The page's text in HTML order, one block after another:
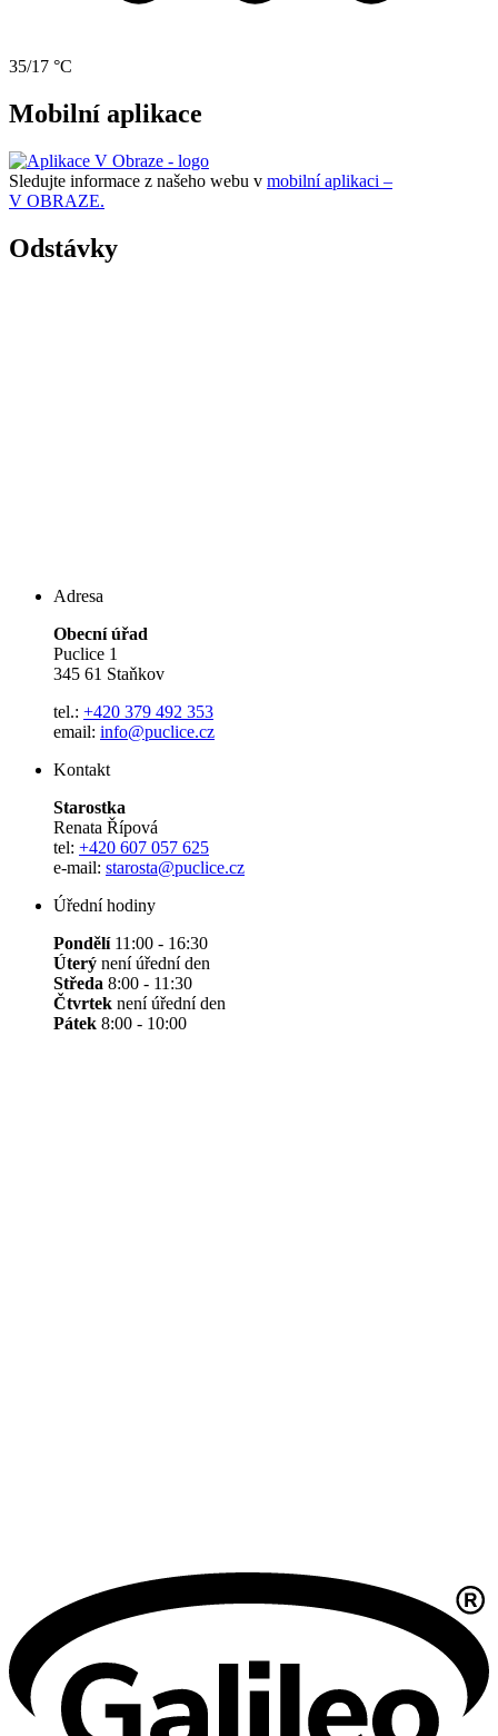
35/17 °C
Mobilní aplikace
Sledujte informace z našeho webu v mobilní aplikaci –
V OBRAZE.
Odstávky
Adresa
Obecní úřad
Puclice 1
345 61 Staňkov
tel.: +420 379 492 353
email: info@puclice.cz
Kontakt
Starostka
Renata Řípová
tel: +420 607 057 625
e-mail: starosta@puclice.cz
Úřední hodiny
Pondělí11:00 - 16:30
Úterý není úřední den
Středa 8:00 - 11:30
Čtvrtek není úřední den
Pátek 8:00 - 10:00